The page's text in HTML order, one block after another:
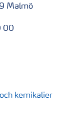
Malmö
00
kemikalier